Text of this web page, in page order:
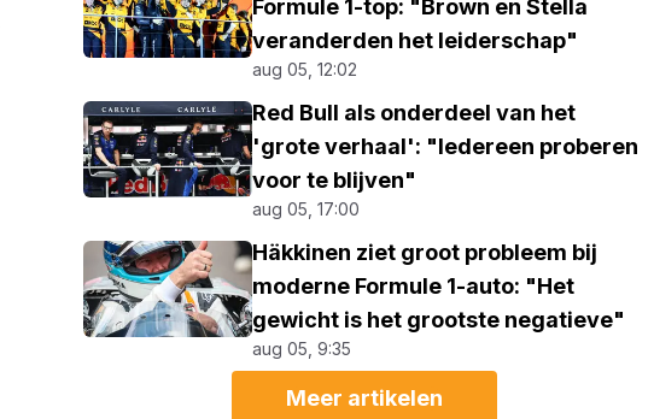
Formule 1-top: "Brown en Stella
veranderden het leiderschap"
aug 05, 12:02
Red Bull als onderdeel van het
'grote verhaal': "Iedereen proberen
voor te blijven"
aug 05, 17:00
Häkkinen ziet groot probleem bij
moderne Formule 1-auto: "Het
gewicht is het grootste negatieve"
aug 05, 9:35
Meer artikelen